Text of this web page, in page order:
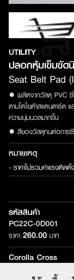
UTILITY
ปลอกหุ้มเข็มขัด
Seat Belt Pad
● ผลิตจากวัสดุ PVC ซึ่
ตามโตโยต้าสแตนดาร์ด
ความนุ่มนวลมากขึ้น
● สีของวัสดุทนต่อการซี
หมายเหตุ
- ราคาไม่รวมค่าแรงติดตั้ง
รหัสสินค้า
PC22C-0D001
ราคา 260.00บาท
Corolla Cross